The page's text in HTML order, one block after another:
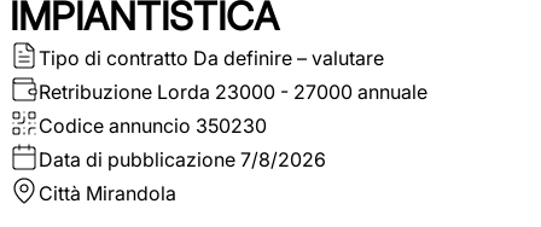
IMPIANTISTICA
Tipo di contratto Da definire – valutare
Retribuzione Lorda 23000 - 27000 annuale
Codice annuncio 350230
Data di pubblicazione 7/8/2026
Città Mirandola